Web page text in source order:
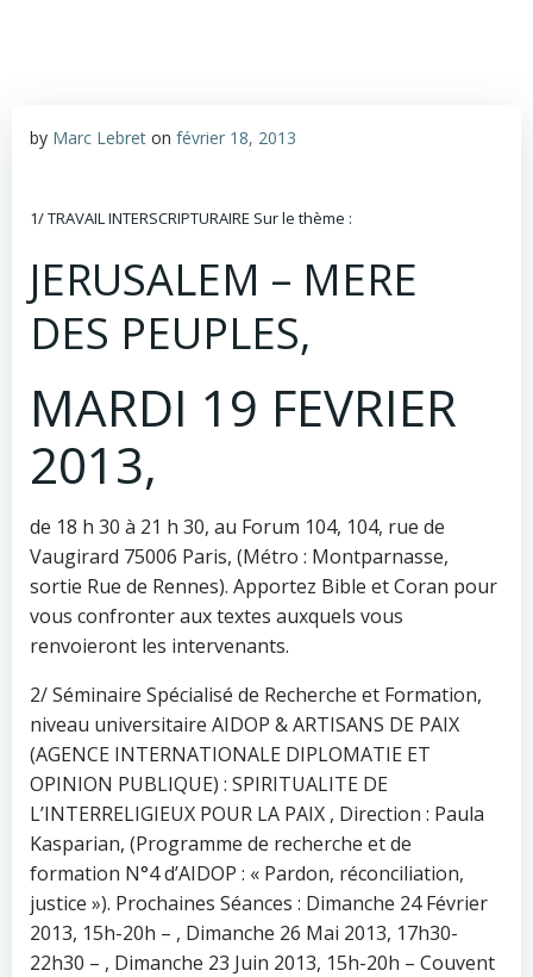
by Marc Lebret on février 18, 2013
1/ TRAVAIL INTERSCRIPTURAIRE Sur le thème :
JERUSALEM – MERE
DES PEUPLES,
MARDI 19 FEVRIER
2013,
de 18 h 30 à 21 h 30, au Forum 104, 104, rue de
Vaugirard 75006 Paris, (Métro : Montparnasse,
sortie Rue de Rennes). Apportez Bible et Coran pour
vous confronter aux textes auxquels vous
renvoieront les intervenants.
2/ Séminaire Spécialisé de Recherche et Formation,
niveau universitaire AIDOP & ARTISANS DE PAIX
(AGENCE INTERNATIONALE DIPLOMATIE ET
OPINION PUBLIQUE) : SPIRITUALITE DE
L’INTERRELIGIEUX POUR LA PAIX , Direction : Paula
Kasparian, (Programme de recherche et de
formation N°4 d’AIDOP : « Pardon, réconciliation,
justice »). Prochaines Séances : Dimanche 24 Février
2013, 15h-20h – , Dimanche 26 Mai 2013, 17h30-
22h30 – , Dimanche 23 Juin 2013, 15h-20h – Couvent